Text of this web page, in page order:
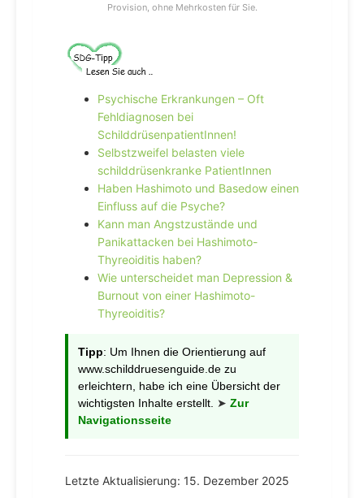
Provision, ohne Mehrkosten für Sie.
Psychische Erkrankungen – Oft
Fehldiagnosen bei
SchilddrüsenpatientInnen!
Selbstzweifel belasten viele
schilddrüsenkranke PatientInnen
Haben Hashimoto und Basedow einen
Einfluss auf die Psyche?
Kann man Angstzustände und
Panikattacken bei Hashimoto-
Thyreoiditis haben?
Wie unterscheidet man Depression &
Burnout von einer Hashimoto-
Thyreoiditis?
Tipp: Um Ihnen die Orientierung auf
www.schilddruesenguide.de zu
erleichtern, habe ich eine Übersicht der
wichtigsten Inhalte erstellt. ➤ Zur
Navigationsseite
Letzte Aktualisierung: 15. Dezember 2025